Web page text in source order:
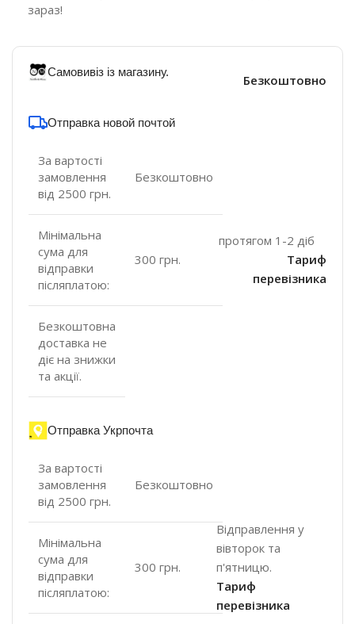
зараз!
Самовивіз із магазину.
Безкоштовно
Отправка новой почтой
За вартості
замовлення
від 2500 грн.
Безкоштовно
Мінімальна
сума для
відправки
післяплатою:
300 грн.
Безкоштовна
доставка не
діє на знижки
та акції.
протягом 1-2 діб
Тариф
перевізника
Отправка Укрпочта
За вартості
замовлення
від 2500 грн.
Безкоштовно
Мінімальна
сума для
відправки
післяплатою:
300 грн.
Відправлення у
вівторок та
п'ятницю.
Тариф
перевізника